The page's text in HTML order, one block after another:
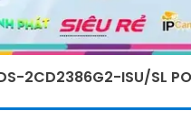
2CD2386G2-ISU/SL